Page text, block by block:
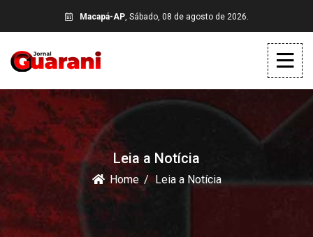
Macapá-AP, Sábado, 08 de agosto de 2026.
Leia a Notícia
Home Leia a Notícia